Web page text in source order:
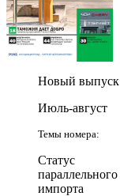
Новый выпуск
Июль-август
Темы номера:
Статус
параллельного
импорта